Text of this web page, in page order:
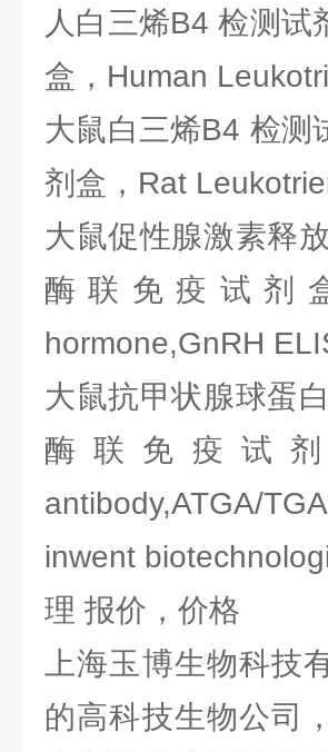
人白三烯B4 检测
盒，Human
大鼠白三烯B4 检测
剂盒，Rat
大鼠促性腺激素释
酶联免疫试剂盒
hormone,GnRH
大鼠抗甲状腺球蛋
酶联免疫试剂
antibody,ATGA/
inwent
理 报价，价格
上海玉博生物科技
的高科技生物公司